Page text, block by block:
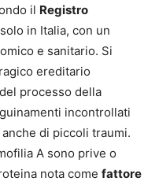
il Registro
in Italia, con un
e sanitario. Si
ereditario
processo della
incontrollati
di piccoli traumi.
A sono prive o
nota come fattore